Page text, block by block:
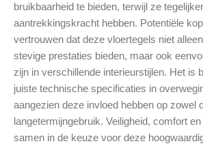
bruikbaarheid te bieden, terwijl ze
aantrekkingskracht hebben. Potentiële
vertrouwen dat deze vloertegels niet
stevige prestaties bieden, maar ook
zijn in verschillende interieurstijlen. Het is
juiste technische specificaties in
aangezien deze invloed hebben op zowel
langetermijngebruik. Veiligheid, comfort
samen in de keuze voor deze